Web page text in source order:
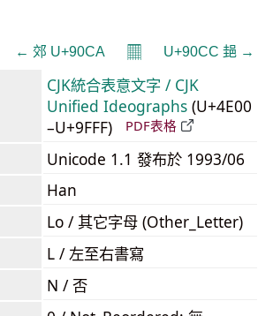
← 郊 U+90CA 𝄜 U+90CC 郌 →
CJK統合表意文字 / CJK
Unified Ideographs (U+4E00
–U+9FFF)
PDF表格
Unicode 1.1 發布於 1993/06
Han
Lo / 其它字母 (Other_Letter)
L / 左至右書寫
N / 否